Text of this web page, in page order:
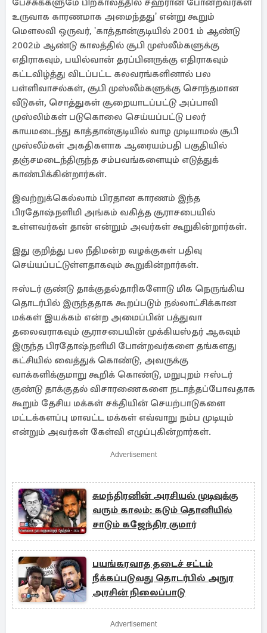
பேச்சுக்களுமே பிற்காலத்தில் சஹரான் போன்றவர்கள்
உருவாக காரணமாக அமைந்தது' என்று கூறும்
மௌலவி ஒருவர், 'காத்தான்குடியில் 2001 ம் ஆண்டு
2002ம் ஆண்டு காலத்தில் சூபி முஸ்லீம்களுக்கு
எதிராகவும், பயில்வான் தரப்பினருக்கு எதிராகவும்
கட்டவிழ்த்து விடப்பட்ட கலவரங்களினால் பல
பள்ளிவாசல்கள், சூபி முஸ்லீம்களுக்கு சொந்தமான
வீடுகள், சொத்துகள் சூறையாடப்பட்டு அப்பாவி
முஸ்லிம்கள் படுகொலை செய்யப்பட்டு பலர்
காயமடைந்து காத்தான்குடியில் வாழ முடியாமல் சூபி
முஸ்லீம்கள் அகதிகளாக ஆரையம்பதி பகுதியில்
தஞ்சமடைந்திருந்த சம்பவங்களையும் எடுத்துக்
காண்பிக்கின்றார்கள்.
இவற்றுக்கெல்லாம் பிரதான காரணம் இந்த
பிரதோஷ்நளிமி அங்கம் வகித்த சூராசபையில்
உள்ளவர்கள் தான் என்றும் அவர்கள் கூறுகின்றார்கள்.
இது குறித்து பல நீதிமன்ற வழக்குகள் பதிவு
செய்யப்பட்டுள்ளதாகவும் கூறுகின்றார்கள்.
ஈஸ்டர் குண்டு தாக்குதல்தாரிகளோடு மிக நெருங்கிய
தொடர்பில் இருந்ததாக கூறப்படும் நல்லாட்சிக்கான
மக்கள் இயக்கம் என்ற அமைப்பின் பத்துவா
தலைவராகவும் சூராசபையின் முக்கியஸ்தர் ஆகவும்
இருந்த பிரதோஷ்நளிமி போன்றவர்களை தங்களது
கட்சியில் வைத்துக் கொண்டு, அவருக்கு
வாக்களிக்குமாறு கூறிக் கொண்டு, மறுபுறம் ஈஸ்டர்
குண்டு தாக்குதல் விசாரணைகளை நடாத்தப்போவதாக
கூறும் தேசிய மக்கள் சக்தியின் செயற்பாடுகளை
மட்டக்களப்பு மாவட்ட மக்கள் எவ்வாறு நம்ப முடியும்
என்றும் அவர்கள் கேள்வி எழுப்புகின்றார்கள்.
Advertisement
சுமந்திரனின் அரசியல் முடிவுக்கு
வரும் காலம்: கடும் தொனியில்
சாடும் கஜேந்திர குமார்
பயங்கரவாத தடைச் சட்டம்
நீக்கப்படுவது தொடர்பில் அநுர
அரசின் நிலைப்பாடு
Advertisement